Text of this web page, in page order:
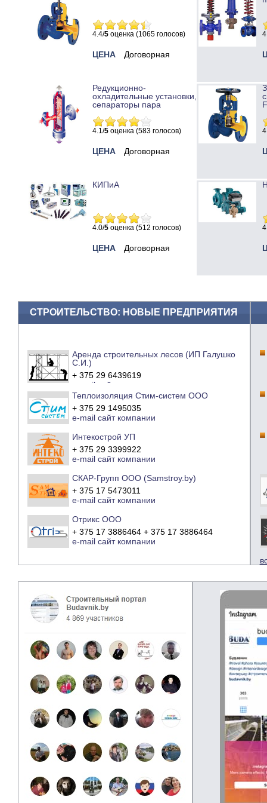
4.4/5 оценка (1065 голосов)
ЦЕНА Договорная
Редукционно-
охладительные установки,
сепараторы пара
4.1/5 оценка (583 голосов)
ЦЕНА Договорная
КИПиА
4.0/5 оценка (512 голосов)
ЦЕНА Договорная
СТРОИТЕЛЬСТВО: НОВЫЕ ПРЕДПРИЯТИЯ
Аренда строительных лесов (ИП Галушко
С.И.)
+ 375 29 6439619
e-mail
сайт компании
Теплоизоляция Стим-систем ООО
+ 375 29 1495035
e-mail сайт компании
Интекострой УП
+ 375 29 3399922
e-mail сайт компании
СКАР-Групп ООО (Samstroy.by)
+ 375 17 5473011
e-mail сайт компании
Отрикс ООО
+ 375 17 3886464 + 375 17 3886464
e-mail сайт компании